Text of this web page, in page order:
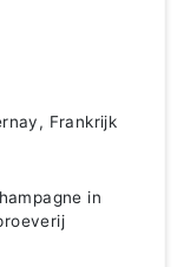
Frankrijk
in